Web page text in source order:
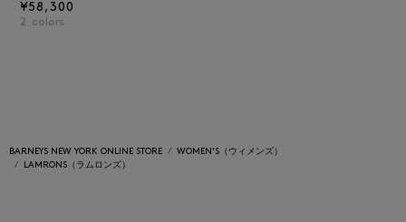
¥58,300
2 colors
BARNEYS NEW YORK ONLINE STORE
WOMEN'S（ウィメンズ）
LAMRONS（ラムロンズ）